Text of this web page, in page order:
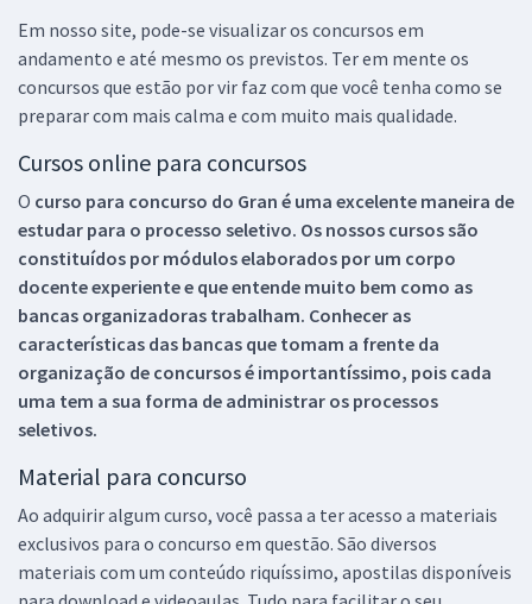
Em nosso site, pode-se visualizar os concursos em
andamento e até mesmo os previstos. Ter em mente os
concursos que estão por vir faz com que você tenha como se
preparar com mais calma e com muito mais qualidade.
Cursos online para concursos
O curso para concurso do Gran é uma excelente maneira de
estudar para o processo seletivo. Os nossos cursos são
constituídos por módulos elaborados por um corpo
docente experiente e que entende muito bem como as
bancas organizadoras trabalham. Conhecer as
características das bancas que tomam a frente da
organização de concursos é importantíssimo, pois cada
uma tem a sua forma de administrar os processos
seletivos.
Material para concurso
Ao adquirir algum curso, você passa a ter acesso a materiais
exclusivos para o concurso em questão. São diversos
materiais com um conteúdo riquíssimo, apostilas disponíveis